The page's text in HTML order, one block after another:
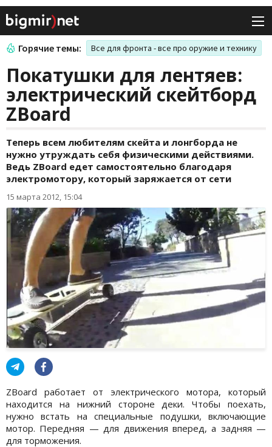
Горячие темы: Все для фронта - все про оружие и технику
Покатушки для лентяев:
электрический скейтборд
ZBoard
Теперь всем любителям скейта и лонгборда не
нужно утруждать себя физическими действиями.
Ведь ZBoard едет самостоятельно благодаря
электромотору, который заряжается от сети
15 марта 2012, 15:04
ZBoard работает от электрического мотора, который
находится на нижний стороне деки. Чтобы поехать,
нужно встать на специальные подушки, включающие
мотор. Передняя — для движения вперед, а задняя —
для торможения.